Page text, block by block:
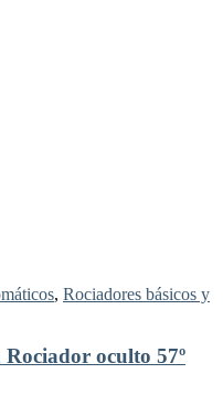
, Rociadores básicos y
oculto 57º